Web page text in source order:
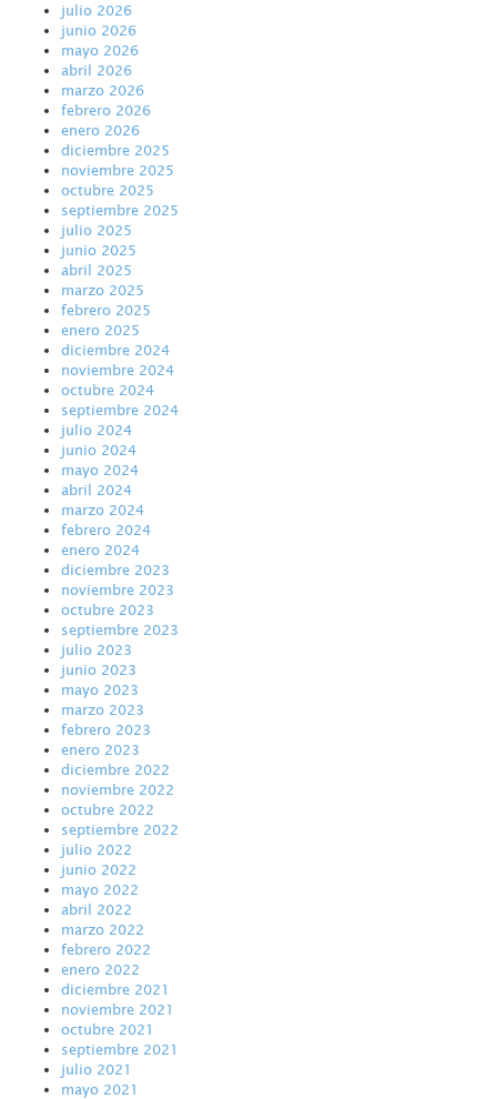
julio 2026
junio 2026
mayo 2026
abril 2026
marzo 2026
febrero 2026
enero 2026
diciembre 2025
noviembre 2025
octubre 2025
septiembre 2025
julio 2025
junio 2025
abril 2025
marzo 2025
febrero 2025
enero 2025
diciembre 2024
noviembre 2024
octubre 2024
septiembre 2024
julio 2024
junio 2024
mayo 2024
abril 2024
marzo 2024
febrero 2024
enero 2024
diciembre 2023
noviembre 2023
octubre 2023
septiembre 2023
julio 2023
junio 2023
mayo 2023
marzo 2023
febrero 2023
enero 2023
diciembre 2022
noviembre 2022
octubre 2022
septiembre 2022
julio 2022
junio 2022
mayo 2022
abril 2022
marzo 2022
febrero 2022
enero 2022
diciembre 2021
noviembre 2021
octubre 2021
septiembre 2021
julio 2021
mayo 2021